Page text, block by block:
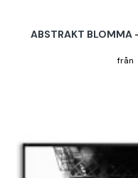
ABSTRAKT BLOMMA